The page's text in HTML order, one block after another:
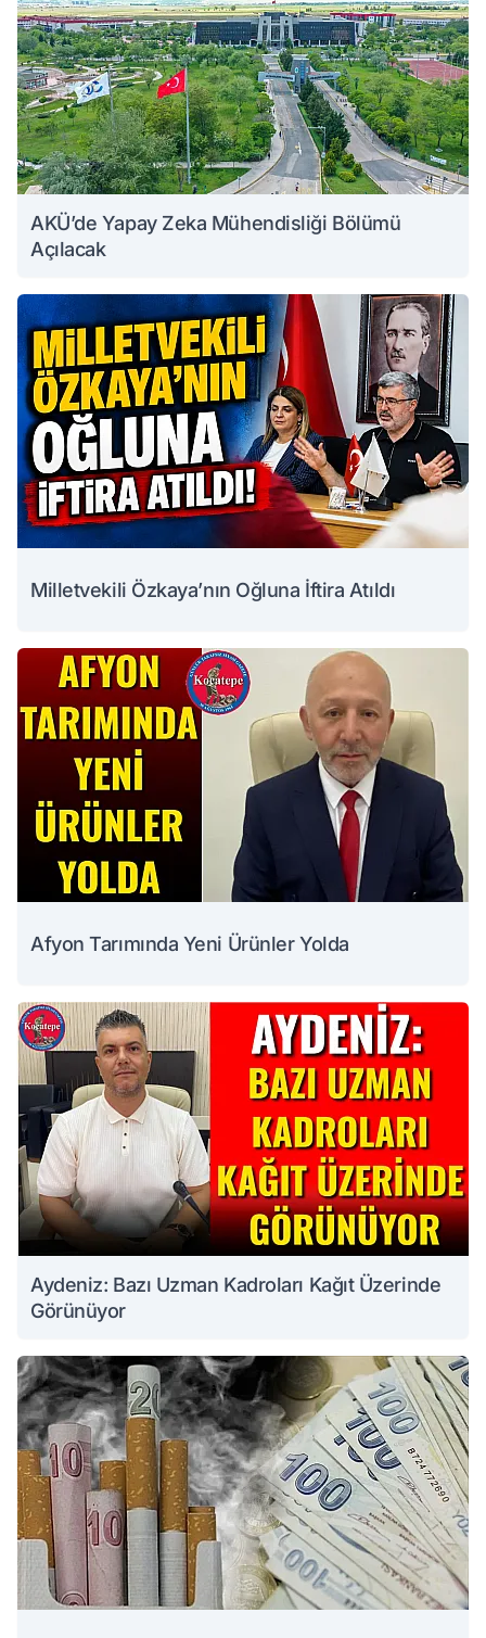
AKÜ’de Yapay Zeka Mühendisliği Bölümü
Açılacak
Milletvekili Özkaya’nın Oğluna İftira Atıldı
Afyon Tarımında Yeni Ürünler Yolda
Aydeniz: Bazı Uzman Kadroları Kağıt Üzerinde
Görünüyor